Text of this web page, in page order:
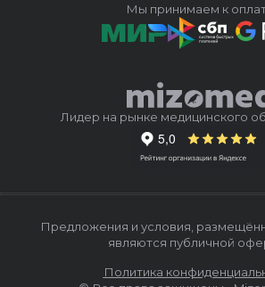
Лидер на рынке медицинского
Мы принимаем к
Предложения и условия,
являются публичной
Политика